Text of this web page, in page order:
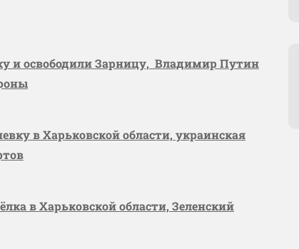
и освободили Зарницу, Владимир Путин
в Харьковской области, украинская
в Харьковской области, Зеленский